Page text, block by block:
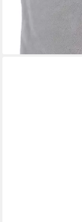
lieferbar in 2 Wochen